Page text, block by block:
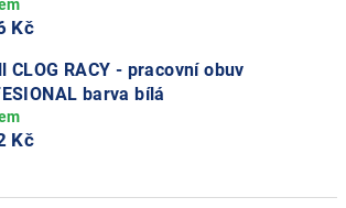
Kč
CLOG RACY - pracovní obuv
barva bílá
Kč